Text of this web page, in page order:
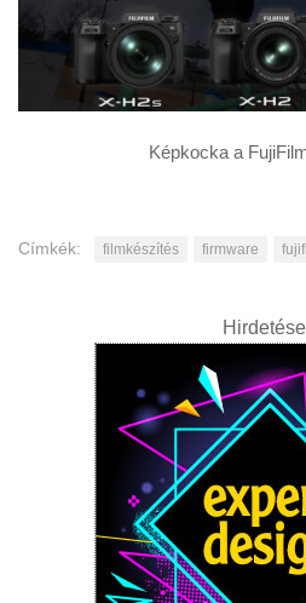
Képkocka a
Címkék: filmkészítés firmware